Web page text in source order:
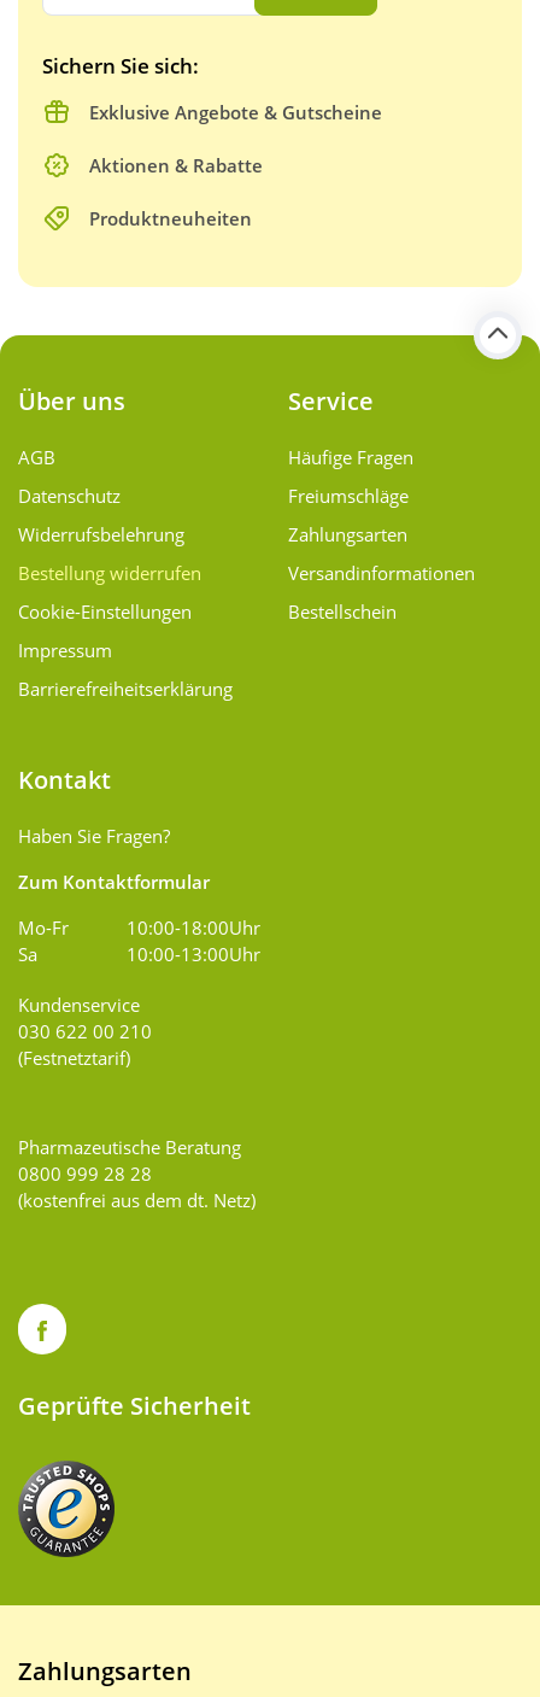
Sichern Sie sich:
Exklusive Angebote & Gutscheine
Aktionen & Rabatte
Produktneuheiten
Über uns
AGB
Datenschutz
Widerrufsbelehrung
Bestellung widerrufen
Cookie-Einstellungen
Impressum
Barrierefreiheitserklärung
Service
Häufige Fragen
Freiumschläge
Zahlungsarten
Versand­informationen
Bestellschein
Kontakt
Haben Sie Fragen?
Zum Kontaktformular
Mo-Fr
10:00-18:00Uhr
Sa
10:00-13:00Uhr
Kundenservice
030 622 00 210
(Festnetztarif)
Pharmazeutische Beratung
0800 999 28 28
(kostenfrei aus dem dt. Netz)
Geprüfte Sicherheit
Zahlungsarten